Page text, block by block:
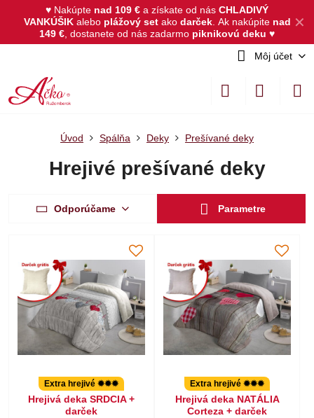
✕
♥ Nakúpte nad 109 € a získate od nás CHLADIVÝ
VANKÚŠIKalebo plážový set akodarček. Ak nakúpite nad
149 € , dostanete od nás zadarmo piknikovú deku ♥
Môj účet
Úvod Spálňa Deky Prešívané deky
Hrejivé prešívané deky
Odporúčame Parametre
Extra hrejivé ✹✹✹
Hrejivá deka SRDCIA +
darček
Extra hrejivé ✹✹✹
Hrejivá deka NATÁLIA
Corteza + darček